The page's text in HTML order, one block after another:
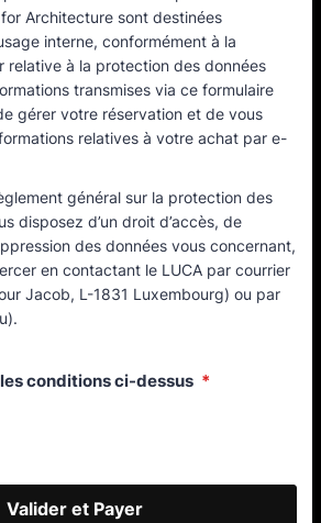
Architecture sont destinées
interne, conformément à la
relative à la protection des données
transmises via ce formulaire
gérer votre réservation et de vous
relatives à votre achat par e-
général sur la protection des
disposez d’un droit d’accès, de
des données vous concernant,
en contactant le LUCA par courrier
Jacob, L-1831 Luxembourg) ou par
conditions ci-dessus *
Valider et Payer